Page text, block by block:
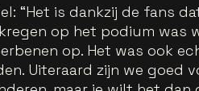
“Het is dankzij de fans
op het podium was
op. Het was ook
Uiteraard zijn we goed